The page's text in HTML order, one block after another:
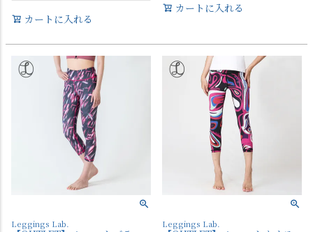
カートに入れる
カートに入れる
Leggings Lab. Leggings Lab.